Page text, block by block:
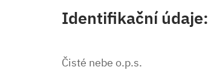
Identifikační údaje:
Čisté nebe o.p.s.